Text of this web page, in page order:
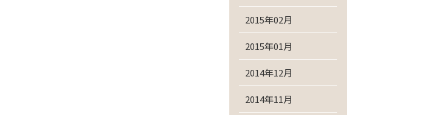
2015年02月
2015年01月
2014年12月
2014年11月